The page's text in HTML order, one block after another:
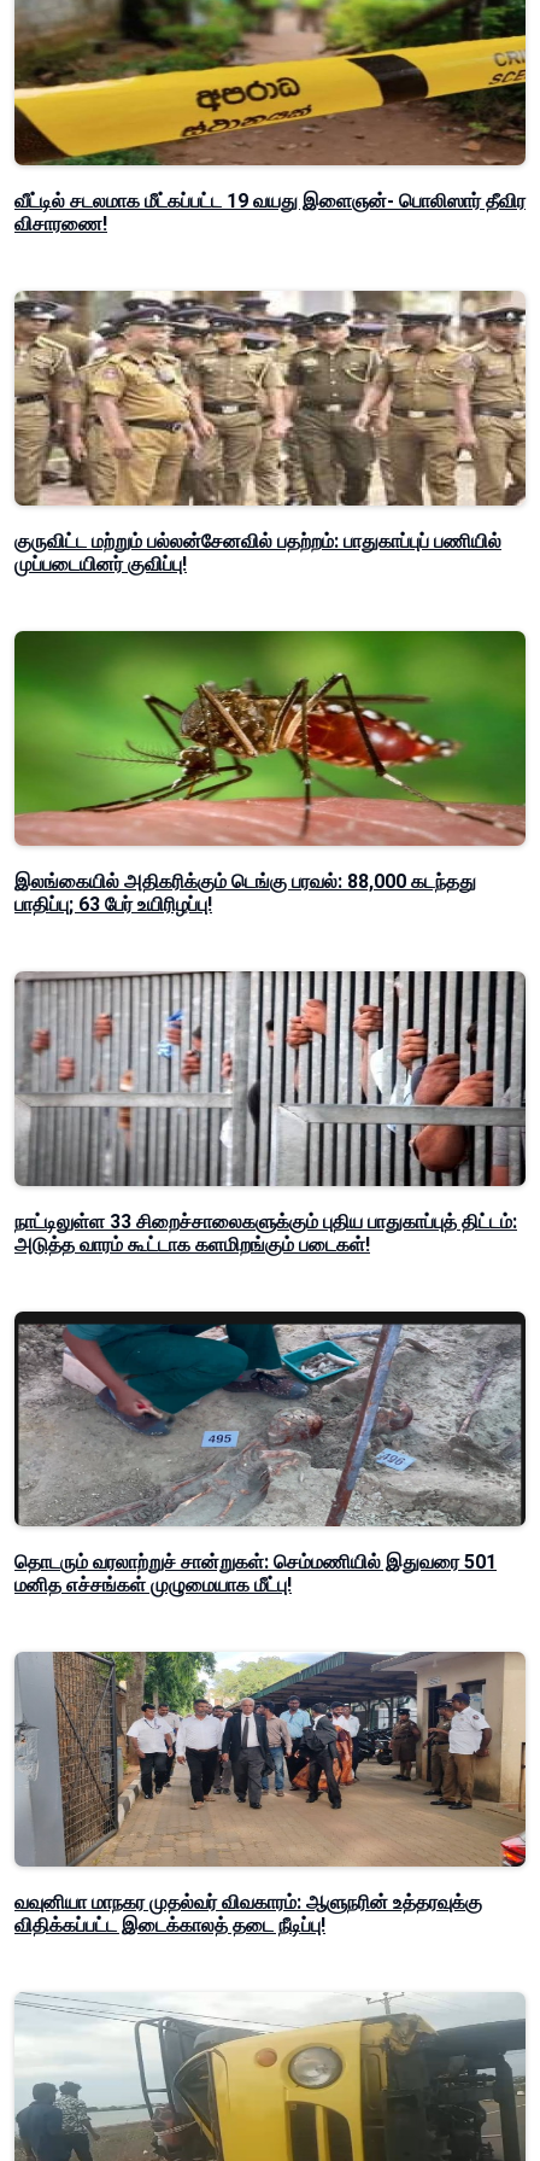
வீட்டில் சடலமாக மீட்கப்பட்ட 19 வயது இளைஞன்- பொலிஸார் தீவிர
விசாரணை!
குருவிட்ட மற்றும் பல்லன்சேனவில் பதற்றம்: பாதுகாப்புப் பணியில்
முப்படையினர் குவிப்பு!
இலங்கையில் அதிகரிக்கும் டெங்கு பரவல்: 88,000 கடந்தது
பாதிப்பு; 63 பேர் உயிரிழப்பு!
நாட்டிலுள்ள 33 சிறைச்சாலைகளுக்கும் புதிய பாதுகாப்புத் திட்டம்:
அடுத்த வாரம் கூட்டாக களமிறங்கும் படைகள்!
தொடரும் வரலாற்றுச் சான்றுகள்: செம்மணியில் இதுவரை 501
மனித எச்சங்கள் முழுமையாக மீட்பு!
வவுனியா மாநகர முதல்வர் விவகாரம்: ஆளுநரின் உத்தரவுக்கு
விதிக்கப்பட்ட இடைக்காலத் தடை நீடிப்பு!